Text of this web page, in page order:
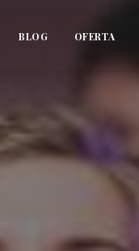
BLOG OFERTA